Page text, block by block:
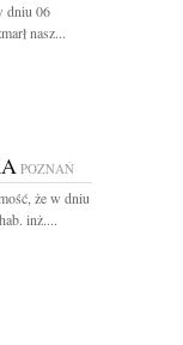
dniu 06
nasz...
POZNAŃ
że w dniu
inż....